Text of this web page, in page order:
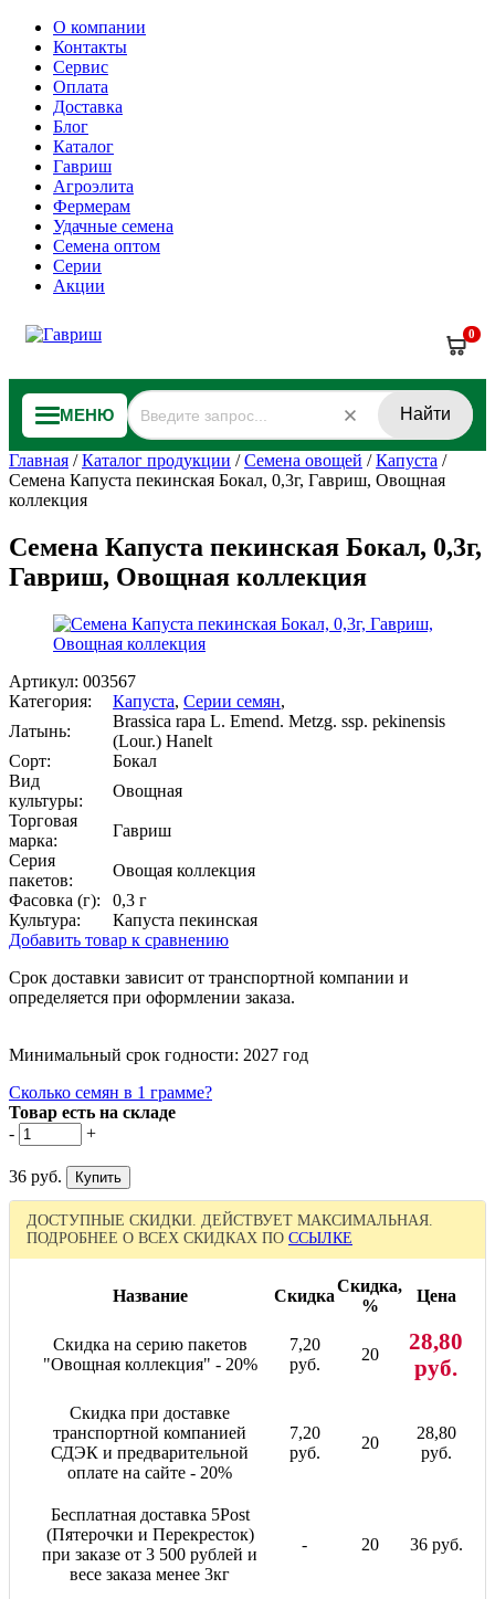
О компании
Контакты
Сервис
Оплата
Доставка
Блог
Каталог
Гавриш
Агроэлита
Фермерам
Удачные семена
Семена оптом
Серии
Акции
0
МЕНЮ Найти
Главная /Каталог продукции /Семена овощей /Капуста /
Семена Капуста пекинская Бокал, 0,3г, Гавриш, Овощная
коллекция
Семена Капуста пекинская Бокал, 0,3г,
Гавриш, Овощная коллекция
Артикул: 003567
Категория:
Капуста, Серии семян,
Латынь:
Brassica rapa L. Emend. Metzg. ssp. pekinensis
(Lour.) Hanelt
Сорт:
Бокал
Вид
культуры:
Овощная
Торговая
марка:
Гавриш
Серия
пакетов:
Овощая коллекция
Фасовка (г):
0,3 г
Культура:
Капуста пекинская
Добавить товар к сравнению
Срок доставки зависит от транспортной компании и
определяется при оформлении заказа.
Минимальный срок годности: 2027 год
Сколько семян в 1 грамме?
Товар есть на складе
-
+
36 руб.
ДОСТУПНЫЕ СКИДКИ. ДЕЙСТВУЕТ МАКСИМАЛЬНАЯ.
ПОДРОБНЕЕ О ВСЕХ СКИДКАХ ПО ССЫЛКЕ
Название Скидка
Скидка,
%
Цена
Скидка на серию пакетов
"Овощная коллекция" - 20%
7,20
руб.
20
28,80
руб.
Скидка при доставке
транспортной компанией
СДЭК и предварительной
оплате на сайте - 20%
7,20
руб.
20
28,80
руб.
Бесплатная доставка 5Post
(Пятерочки и Перекресток)
при заказе от 3 500 рублей и
весе заказа менее 3кг
- 20 36 руб.